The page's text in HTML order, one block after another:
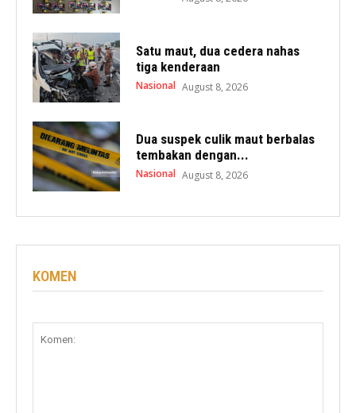
Satu maut, dua cedera nahas
tiga kenderaan
Nasional August 8, 2026
Dua suspek culik maut berbalas
tembakan dengan...
Nasional August 8, 2026
KOMEN